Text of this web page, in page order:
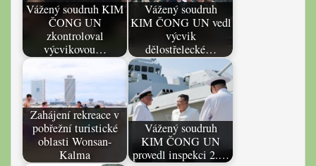
Vážený soudruh KIM
ČONG UN
zkontroloval
výcvikovou…
Vážený soudruh
KIM ČONG UN vedl
výcvik
dělostřelecké…
Zahájení rekreace v
pobřežní turistické
oblasti Wonsan-
Kalma
Vážený soudruh
KIM ČONG UN
provedl inspekci 2.…